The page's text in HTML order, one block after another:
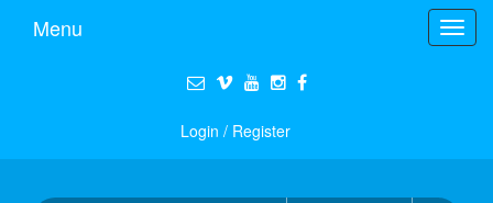
Menu
Login / Register